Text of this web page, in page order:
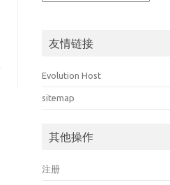
友情链接
Evolution Host
sitemap
其他操作
注册